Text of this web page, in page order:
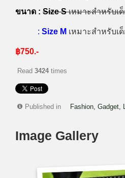
ขนาด : Size Sเหมาะสำหรับเ
: Size M เหมาะสำหรับเ
฿750.-
Read 3424 times
Published in Fashion, Gadget,
Image Gallery